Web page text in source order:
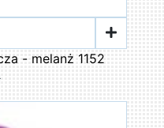
- melanż 1152